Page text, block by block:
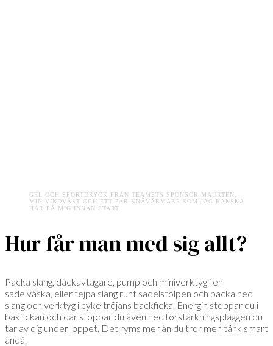
GEL OCH SPORTDRYCK FRÅN TEAMETS SPONSOR MAURTEN,
MIN VINDVÄST OCH ETT PAR KNÄVÄRMARE SOM JAG KANSKA
HAR PÅ MIG INNAN START.
Hur får man med sig allt?
Packa slang, däckavtagare, pump och miniverktyg i en
sadelväska, eller tejpa slang runt sadelstolpen och packa ned
slang och verktyg i cykeltröjans backficka. Energin stoppar du i
bakfickan och där stoppar du även ned förstärkningsplaggen du
tar av dig under loppet. Det ryms mer än du tror men tänk smart
ändå.